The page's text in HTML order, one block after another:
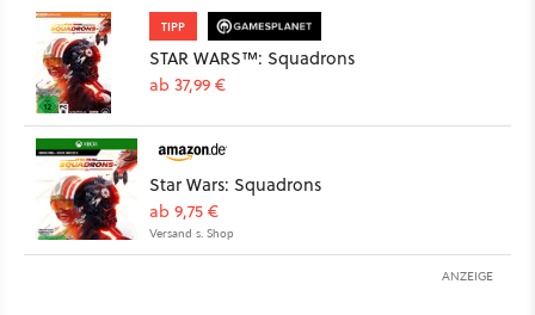
TIPP
STAR WARS™: Squadrons
ab 37,99 €
Star Wars: Squadrons
ab 9,75 €
Versand s. Shop
ANZEIGE